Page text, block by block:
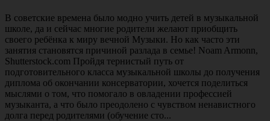
В советские времена было модно учить детей в музыкальной
школе, да и сейчас многие родители желают приобщить
своего ребёнка к миру вечной Музыки. Но как часто эти
занятия становятся причиной разлада в семье! Noam Armonn,
Shutterstock.com Пройдя тернистый путь от
подготовительного класса музыкальной школы до получения
диплома об окончании консерватории, хочется поделиться
мыслями о том, что помогало в овладении профессией
музыканта, а что было преодолено с чувством ненавистного
долга перед родителями (обучение сто...